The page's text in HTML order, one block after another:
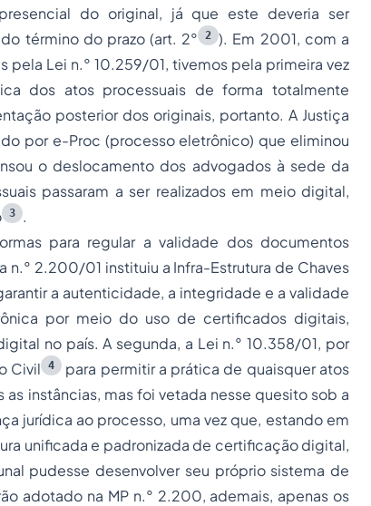
do original, já que este deveria ser
término do prazo (art. 2°
2 ). Em 2001, com a
pela Lei n.° 10.259/01, tivemos pela primeira vez
dos atos processuais de forma totalmente
posterior dos originais, portanto. A Justiça
por e-Proc (processo eletrônico) que eliminou
o deslocamento dos advogados à sede da
passaram a ser realizados em meio digital,
3
.
para regular a validade dos documentos
n.° 2.200/01 instituiu a Infra-Estrutura de Chaves
a autenticidade, a integridade e a validade
por meio do uso de certificados digitais,
no país. A segunda, a Lei n.° 10.358/01, por
Civil
4
para permitir a prática de quaisquer atos
instâncias, mas foi vetada nesse quesito sob a
jurídica ao processo, uma vez que, estando em
unificada e padronizada de certificação digital,
pudesse desenvolver seu próprio sistema de
adotado na MP n.° 2.200, ademais, apenas os